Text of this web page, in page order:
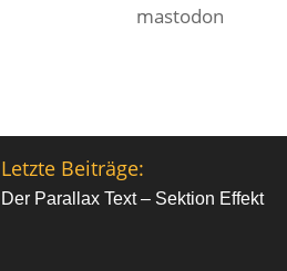
mastodon
Letzte Beiträge:
Der Parallax Text – Sektion Effekt